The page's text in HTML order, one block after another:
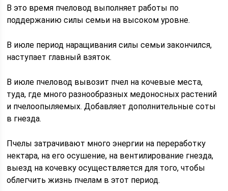
В это время пчеловод выполняет работы по
поддержанию силы семьи на высоком уровне.
В июле период наращивания силы семьи закончился,
наступает главный взяток.
В июле пчеловод вывозит пчел на кочевые места,
туда, где много разнообразных медоносных растений
и пчелоопыляемых. Добавляет дополнительные соты
в гнезда.
Пчелы затрачивают много энергии на переработку
нектара, на его осушение, на вентилирование гнезда,
выезд на кочевку осуществляется для того, чтобы
облегчить жизнь пчелам в этот период.